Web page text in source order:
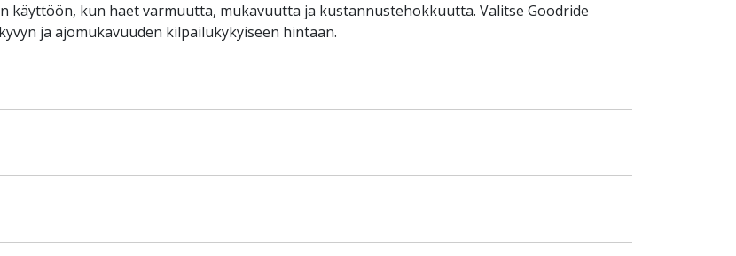
käyttöön, kun haet varmuutta, mukavuutta ja kustannustehokkuutta. Valitse Goodride
ja ajomukavuuden kilpailukykyiseen hintaan.